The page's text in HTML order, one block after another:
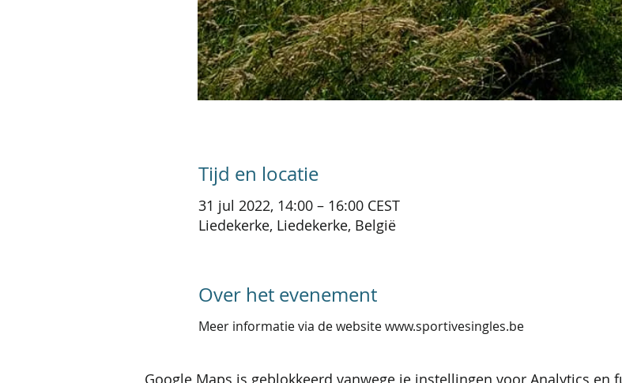
Tijd en locatie
31 jul 2022, 14:00 – 16:00 CEST
Liedekerke, Liedekerke, België
Over het evenement
Meer informatie via de website www.sportivesingles.be
Google Maps is geblokkeerd vanwege je instellingen voor Analytics en